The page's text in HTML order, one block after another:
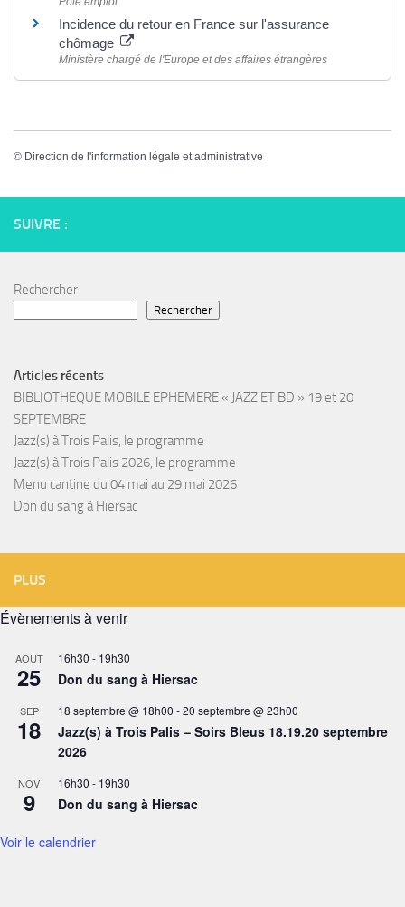
Incidence du retour en France sur l'assurance
chômage
Ministère chargé de l'Europe et des affaires étrangères
© Direction de l'information légale et administrative
SUIVRE :
Rechercher
Rechercher
Articles récents
BIBLIOTHEQUE MOBILE EPHEMERE « JAZZ ET BD » 19 et 20
SEPTEMBRE
Jazz(s) à Trois Palis, le programme
Jazz(s) à Trois Palis 2026, le programme
Menu cantine du 04 mai au 29 mai 2026
Don du sang à Hiersac
PLUS
Évènements à venir
AOÛT
25
16h30 - 19h30
Don du sang à Hiersac
SEP
18
18 septembre @ 18h00 -20 septembre @ 23h00
Jazz(s) à Trois Palis – Soirs Bleus 18.19.20 septembre
2026
NOV
9
16h30 - 19h30
Don du sang à Hiersac
Voir le calendrier